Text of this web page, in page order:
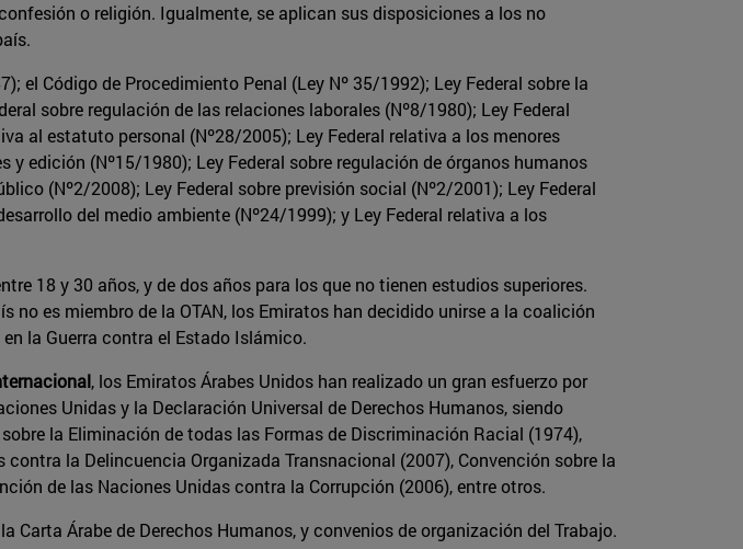
o religión. Igualmente, se aplican sus disposiciones a los no
el Código de Procedimiento Penal (Ley Nº 35/1992); Ley Federal sobre la
sobre regulación de las relaciones laborales (Nº8/1980); Ley Federal
al estatuto personal (Nº28/2005); Ley Federal relativa a los menores
edición (Nº15/1980); Ley Federal sobre regulación de órganos humanos
(Nº2/2008); Ley Federal sobre previsión social (Nº2/2001); Ley Federal
del medio ambiente (Nº24/1999); y Ley Federal relativa a los
18 y 30 años, y de dos años para los que no tienen estudios superiores.
es miembro de la OTAN, los Emiratos han decidido unirse a la coalición
la Guerra contra el Estado Islámico.
, los Emiratos Árabes Unidos han realizado un gran esfuerzo por
Unidas y la Declaración Universal de Derechos Humanos, siendo
la Eliminación de todas las Formas de Discriminación Racial (1974),
la Delincuencia Organizada Transnacional (2007), Convención sobre la
de las Naciones Unidas contra la Corrupción (2006), entre otros.
Árabe de Derechos Humanos, y convenios de organización del Trabajo.